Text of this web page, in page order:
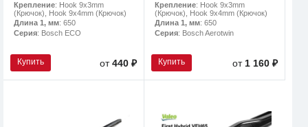
Крепление: Hook 9x3mm
(Крючок), Hook 9x4mm (Крючок)
Длина 1, мм: 650
Серия: Bosch ECO
Купить от440 ₽
Крепление: Hook 9x3mm
(Крючок), Hook 9x4mm (Крючок)
Длина 1, мм: 650
Серия: Bosch Aerotwin
Купить от 1 160 ₽